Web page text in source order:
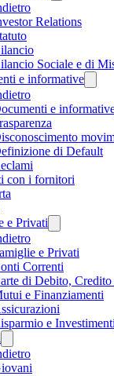
Relations
Sociale e di
e informative
e
di Default
con i fornitori
e Privati
e Privati
Correnti
di Debito, Credito
e Finanziamenti
e Investimenti